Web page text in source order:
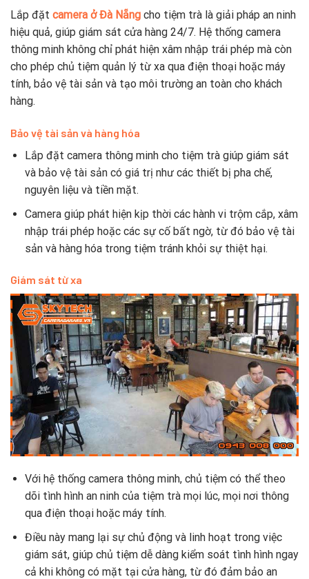
Lắp đặt camera ở Đà Nẵng cho tiệm trà là giải pháp an ninh
hiệu quả, giúp giám sát cửa hàng 24/7. Hệ thống camera
thông minh không chỉ phát hiện xâm nhập trái phép mà còn
cho phép chủ tiệm quản lý từ xa qua điện thoại hoặc máy
tính, bảo vệ tài sản và tạo môi trường an toàn cho khách
hàng.
Bảo vệ tài sản và hàng hóa
Lắp đặt camera thông minh cho tiệm trà giúp giám sát
và bảo vệ tài sản có giá trị như các thiết bị pha chế,
nguyên liệu và tiền mặt.
Camera giúp phát hiện kịp thời các hành vi trộm cắp, xâm
nhập trái phép hoặc các sự cố bất ngờ, từ đó bảo vệ tài
sản và hàng hóa trong tiệm tránh khỏi sự thiệt hại.
Giám sát từ xa
Với hệ thống camera thông minh, chủ tiệm có thể theo
dõi tình hình an ninh của tiệm trà mọi lúc, mọi nơi thông
qua điện thoại hoặc máy tính.
Điều này mang lại sự chủ động và linh hoạt trong việc
giám sát, giúp chủ tiệm dễ dàng kiểm soát tình hình ngay
cả khi không có mặt tại cửa hàng, từ đó đảm bảo an